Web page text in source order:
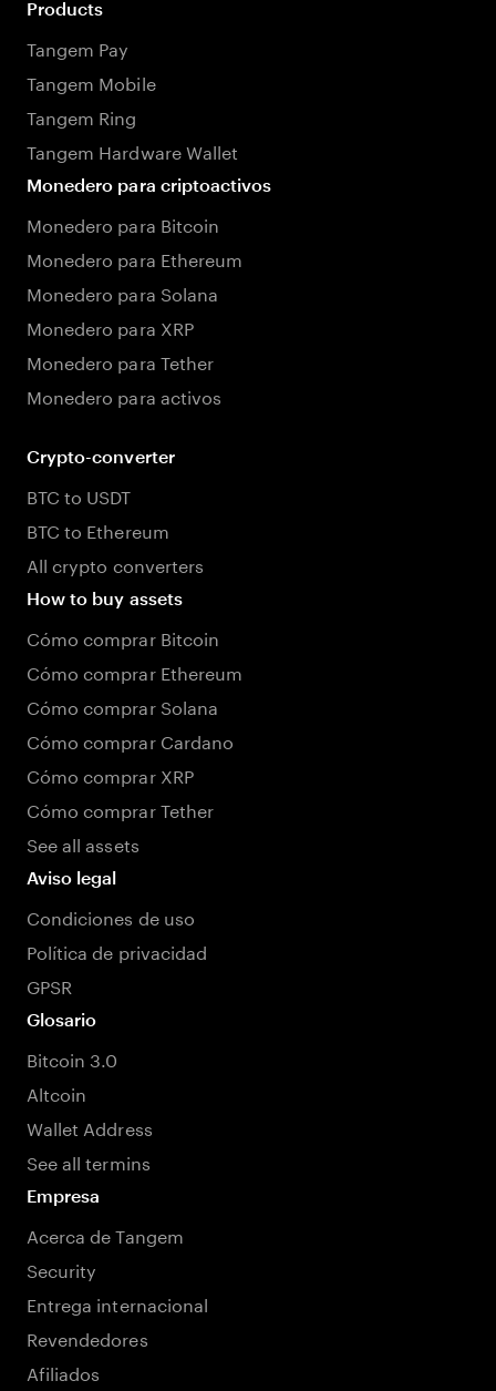
Products
Tangem Pay
Tangem Mobile
Tangem Ring
Tangem Hardware Wallet
Monedero para criptoactivos
Monedero para Bitcoin
Monedero para Ethereum
Monedero para Solana
Monedero para XRP
Monedero para Tether
Monedero para activos
Crypto-converter
BTC to USDT
BTC to Ethereum
All crypto converters
How to buy assets
Cómo comprar Bitcoin
Cómo comprar Ethereum
Cómo comprar Solana
Cómo comprar Cardano
Cómo comprar XRP
Cómo comprar Tether
See all assets
Aviso legal
Condiciones de uso
Política de privacidad
GPSR
Glosario
Bitcoin 3.0
Altcoin
Wallet Address
See all termins
Empresa
Acerca de Tangem
Security
Entrega internacional
Revendedores
Afiliados